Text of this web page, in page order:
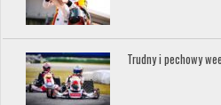
Trudny i pechowy